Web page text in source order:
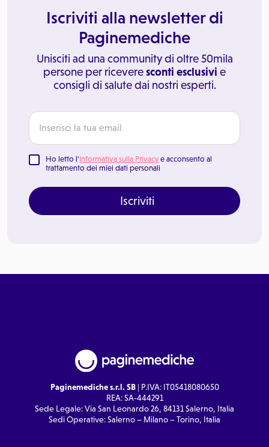
Iscriviti alla newsletter di
Paginemediche
Unisciti ad una community di oltre 50mila
persone per riceveresconti esclusivi e
consigli di salute dai nostri esperti.
Ho letto l'Informativa sulla Privacy e acconsento al
trattamento dei miei dati personali
Iscriviti
Paginemediche s.r.l. SB| P.IVA: IT05418080650
REA: SA-444291
Sede Legale: Via San Leonardo 26, 84131 Salerno, Italia
Sedi Operative: Salerno – Milano – Torino, Italia